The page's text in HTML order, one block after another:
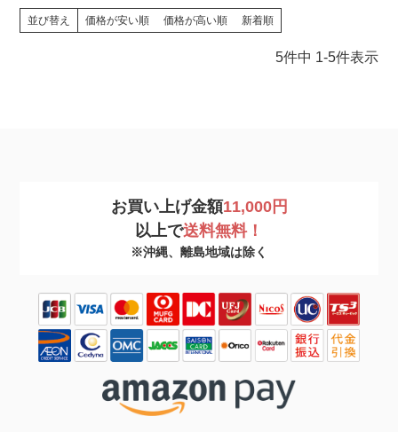
並び替え 価格が安い順 価格が高い順 新着順
5件中 1-5件表示
お買い上げ金額11,000円
以上で送料無料！
※沖縄、離島地域は除く